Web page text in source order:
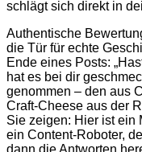
schlägt sich direkt in
Authentische
die Tür für echte
Ende eines Posts:
hat es bei dir
genommen – den aus
Craft-Cheese aus der
Sie zeigen: Hier ist ein
ein Content-Roboter,